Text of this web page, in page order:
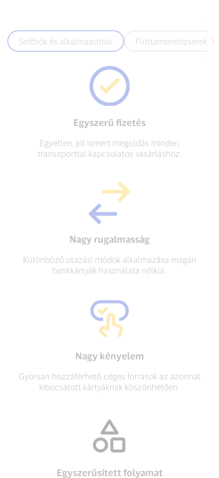
Sofőrök és alkalmazottak Flottamenedzserek
Egyszerű fizetés
Egyetlen, jól ismert megoldás minden
transzporttal kapcsolatos vásárláshoz.
Nagy rugalmasság
Különböző utazási módok alkalmazása magán
bankkártyák használata nélkül.
Nagy kényelem
Gyorsan hozzáférhető céges források az azonnal
kibocsátott kártyáknak köszönhetően.
Egyszerűsített folyamat